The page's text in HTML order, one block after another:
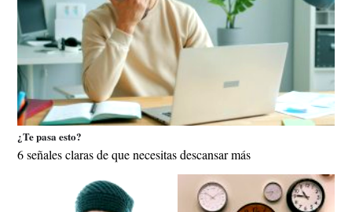
¿Te pasa esto?
6 señales claras de que necesitas descansar más